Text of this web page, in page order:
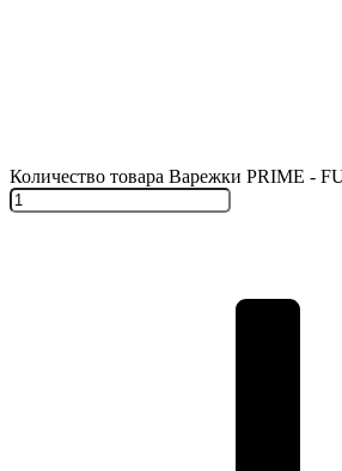
Количество товара Варежки PRIME -